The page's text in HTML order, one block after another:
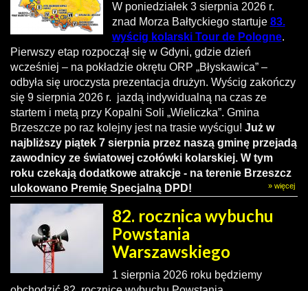
W poniedziałek 3 sierpnia 2026 r.
znad Morza Bałtyckiego startuje 83.
wyścig kolarski Tour de Pologne.
Pierwszy etap rozpoczął się w Gdyni, gdzie dzień
wcześniej – na pokładzie okrętu ORP „Błyskawica” –
odbyła się uroczysta prezentacja drużyn. Wyścig zakończy
się 9 sierpnia 2026 r. jazdą indywidualną na czas ze
startem i metą przy Kopalni Soli „Wieliczka”. Gmina
Brzeszcze po raz kolejny jest na trasie wyścigu! Już w
najbliższy piątek 7 sierpnia przez naszą gminę przejadą
zawodnicy ze światowej czołówki kolarskiej. W tym
roku czekają dodatkowe atrakcje - na terenie Brzeszcz
ulokowano Premię Specjalną DPD!
» więcej
82. rocznica wybuchu
Powstania
Warszawskiego
1 sierpnia 2026 roku będziemy